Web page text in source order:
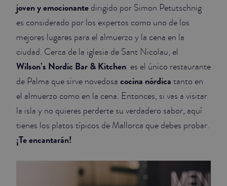
joven y emocionante dirigido por Simon Petutschnig
es considerado por los expertos como uno de los
mejores lugares para el almuerzo y la cena en la
ciudad. Cerca de la iglesia de Sant Nicolau, el
Wilson’s Nordic Bar & Kitchen es el único restaurante
de Palma que sirve novedosa cocina nórdica tanto en
el almuerzo como en la cena. Entonces, si vas a visitar
la isla y no quieres perderte su verdadero sabor, aquí
tienes los platos típicos de Mallorca que debes probar.
¡Te encantarán!